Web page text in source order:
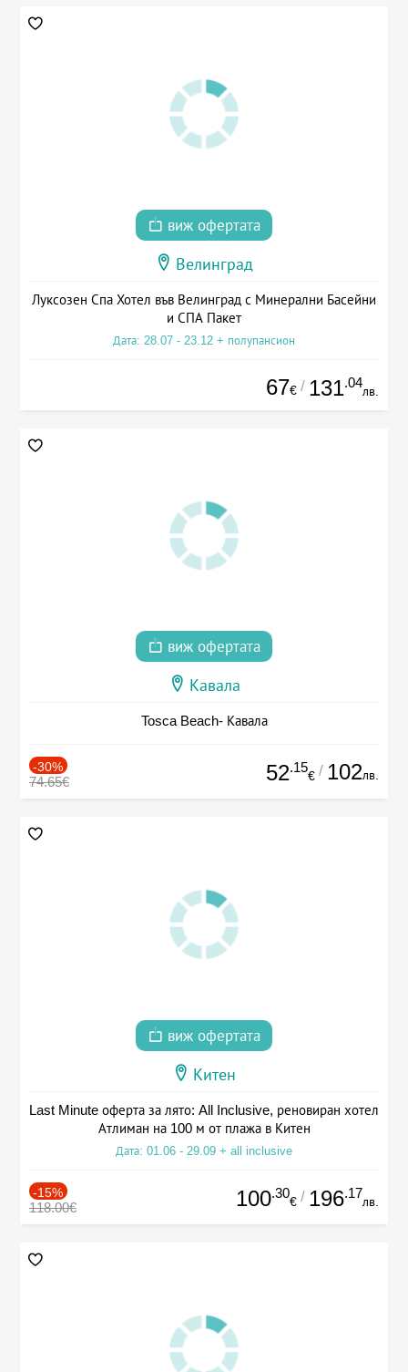
виж офертата
Велинград
Луксозен Спа Хотел във Велинград с Минерални Басейни
и СПА Пакет
Дата: 28.07 - 23.12 + полупансион
67€ / 131.04
лв.
виж офертата
Кавала
Tosca Beach- Кавала
-30%
74.65€ 52.15
€ / 102лв.
виж офертата
Китен
Last Minute оферта за лято: All Inclusive, реновиран хотел
Атлиман на 100 м от плажа в Китен
Дата: 01.06 - 29.09 + all inclusive
-15%
118.00€ 100.30
€ / 196.17
лв.